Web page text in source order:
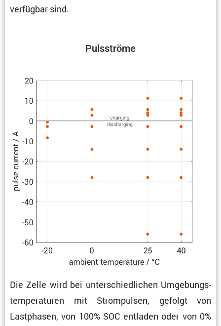
verfügbar sind.
Pulsströme
Die Zelle wird bei unter­schied­li­chen Umgebungs­
tem­pe­ra­turen mit Strom­pulsen, gefolgt von
Lastphasen, von 100% SOC entladen oder von 0%